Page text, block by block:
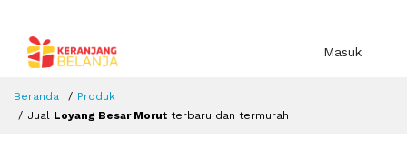
Masuk
Beranda
Produk
Jual Loyang Besar Morut terbaru dan termurah